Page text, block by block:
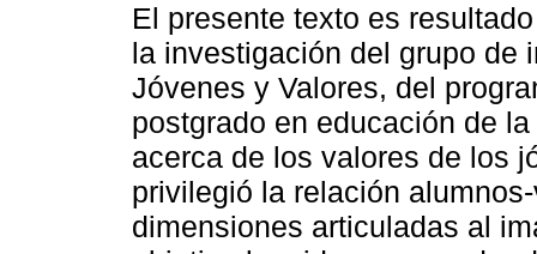
El presente texto es
la investigación del grupo de
Jóvenes y Valores, del
postgrado en educación de
acerca de los valores de los
privilegió la relación
dimensiones articuladas al